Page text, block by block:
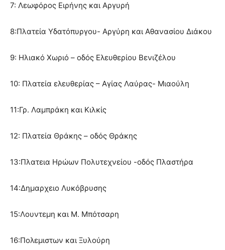
7: Λεωφόρος Ειρήνης και Αργυρή
8:Πλατεία Υδατόπυργου- Αργύρη και Αθανασίου Διάκου
9: Ηλιακό Χωριό – οδός Ελευθερίου Βενιζέλου
10: Πλατεία ελευθερίας – Αγίας Λαύρας- Μιαούλη
11:Γρ. Λαμπράκη και Κιλκίς
12: Πλατεία Θράκης – οδός Θράκης
13:Πλατεια Ηρώων Πολυτεχνείου -οδός Πλαστήρα
14:Δημαρχειο Λυκόβρυσης
15:Λουντεμη και Μ. Μπότσαρη
16:Πολεμιστων και Ξυλούρη